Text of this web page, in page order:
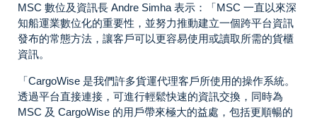
MSC 數位及資訊長 Andre Simha 表示：「MSC 一直以來深
知船運業數位化的重要性，並努力推動建立一個跨平台資訊
發布的常態方法，讓客戶可以更容易使用或讀取所需的貨櫃
資訊。
「CargoWise 是我們許多貨運代理客戶所使用的操作系統。
透過平台直接連接，可進行輕鬆快速的資訊交換，同時為
MSC 及 CargoWise 的用戶帶來極大的益處，包括更順暢的